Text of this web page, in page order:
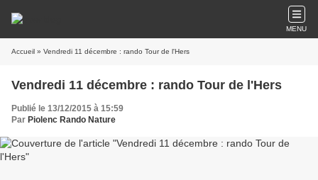
MENU
Accueil » Vendredi 11 décembre : rando Tour de l'Hers
Vendredi 11 décembre : rando Tour de l'Hers
Publié le 13/12/2015 à 15:59
Par Piolenc Rando Nature